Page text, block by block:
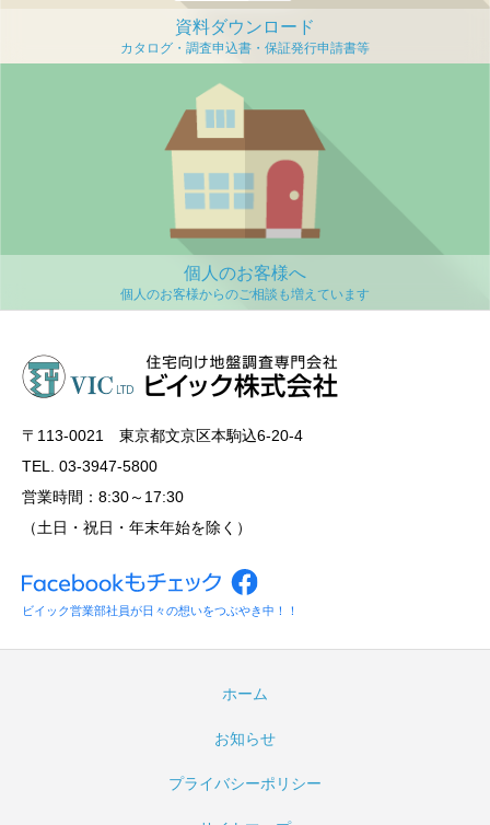
資料ダウンロード
個人のお客様へ
〒113‐0021 東京都文京区本駒込6-20-4
TEL. 03-3947-5800
営業時間：8:30～17:30
（土日・祝日・年末年始を除く）
ビイック営業部社員が日々の想いをつぶやき中！！
ホーム
お知らせ
プライバシーポリシー